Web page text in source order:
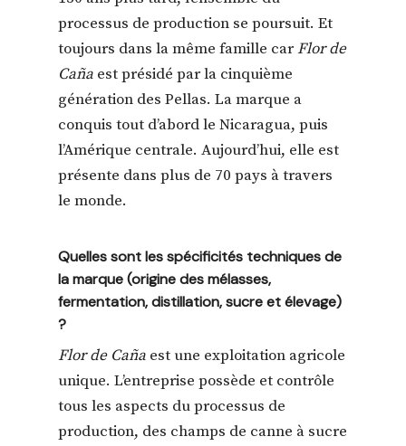
processus de production se poursuit. Et
toujours dans la même famille carFlor de
Caña est présidé par la cinquième
génération des Pellas. La marque a
conquis tout d’abord le Nicaragua, puis
l’Amérique centrale. Aujourd’hui, elle est
présente dans plus de 70 pays à travers
le monde.
Quelles sont les spécificités techniques de
la marque (origine des mélasses,
fermentation, distillation, sucre et élevage)
?
Flor de Caña est une exploitation agricole
unique. L’entreprise possède et contrôle
tous les aspects du processus de
production, des champs de canne à sucre